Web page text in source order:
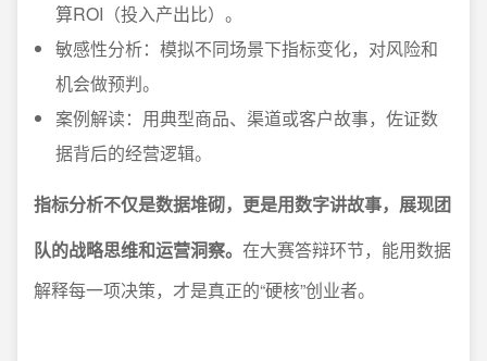
算ROI（投入产出比）。
敏感性分析：模拟不同场景下指标变化，对风险和
机会做预判。
案例解读：用典型商品、渠道或客户故事，佐证数
据背后的经营逻辑。
指标分析不仅是数据堆砌，更是用数字讲故事，展现团
队的战略思维和运营洞察。 在大赛答辩环节，能用数据
解释每一项决策，才是真正的“硬核”创业者。